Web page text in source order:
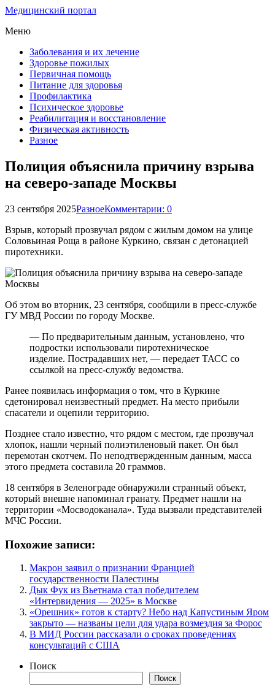
Медицинский портал
Меню
Заболевания и их лечение
Здоровье пожилых
Первичная помощь
Питание для здоровья
Профилактика
Психическое здоровье
Реабилитация и восстановление
Физическая активность
Разное
Полиция объяснила причину взрыва
на северо-западе Москвы
23 сентября 2025РазноеКомментарии: 0
Взрыв, который прозвучал рядом с жилым домом на улице
Соловьиная Роща в районе Куркино, связан с детонацией
пиротехники.
Об этом во вторник, 23 сентября, сообщили в пресс-службе
ГУ МВД России по городу Москве.
— По предварительным данным, установлено, что
подростки использовали пиротехническое
изделие. Пострадавших нет, — передает ТАСС со
ссылкой на пресс-службу ведомства.
Ранее появилась информация о том, что в Куркине
сдетонировал неизвестный предмет. На место прибыли
спасатели и оцепили территорию.
Позднее стало известно, что рядом с местом, где прозвучал
хлопок, нашли черный полиэтиленовый пакет. Он был
перемотан скотчем. По неподтвержденным данным, масса
этого предмета составила 20 граммов.
18 сентября в Зеленограде обнаружили странный объект,
который внешне напоминал гранату. Предмет нашли на
территории «Мосводоканала». Туда вызвали представителей
МЧС России.
Похожие записи:
Макрон заявил о признании Францией
государственности Палестины
Дык Фук из Вьетнама стал победителем
«Интервидения — 2025» в Москве
«Орешник» готов к старту? Небо над Капустиным Яром
закрыто — названы цели для удара возмездия за Форос
В МИД России рассказали о сроках проведениях
консультаций с США
Поиск
Поиск